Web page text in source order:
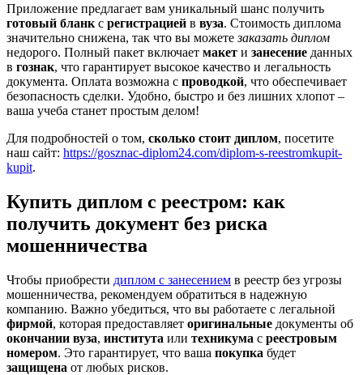
Приложение предлагает вам уникальный шанс получить
готовый бланк с регистрацией в вуза. Стоимость диплома
значительно снижена, так что вы можетезаказать диплом
недорого. Полный пакет включает макет и занесение данных
в гознак, что гарантирует высокое качество и легальность
документа. Оплата возможна с проводкой, что обеспечивает
безопасность сделки. Удобно, быстро и без лишних хлопот –
ваша учеба станет простым делом!
Для подробностей о том, сколько стоит диплом, посетите
наш сайт: https://gosznac-diplom24.com/diplom-s-reestromkupit-
kupit.
Купить диплом с реестром: как
получить документ без риска
мошенничества
Чтобы приобрести диплом с занесением в реестр без угрозы
мошенничества, рекомендуем обратиться в надежную
компанию. Важно убедиться, что вы работаете с легальной
фирмой, которая предоставляет оригинальные документы об
окончании вуза, института или техникума с реестровым
номером. Это гарантирует, что ваша покупка будет
защищена от любых рисков.